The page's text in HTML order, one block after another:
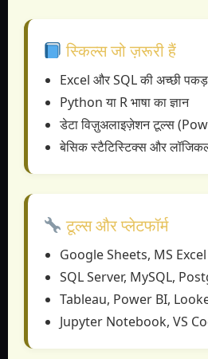
स्किल्स जो ज़रूरी हैं
Excel और SQL की अच्छी पकड़
Python या R भाषा का ज्ञान
डेटा विज़ुअलाइज़ेशन टूल्स
बेसिक स्टैटिस्टिक्स और
टूल्स और प्लेटफॉर्म
Google Sheets, MS Excel
SQL Server, MySQL,
Tableau, Power BI,
Jupyter Notebook, VS